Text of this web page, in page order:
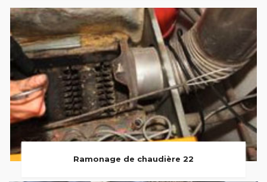
Ramonage de chaudière 22